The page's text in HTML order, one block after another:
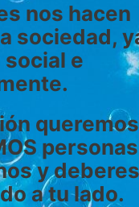
nos hacen
sociedad,
social e
queremos
personas
y
a tu lado.